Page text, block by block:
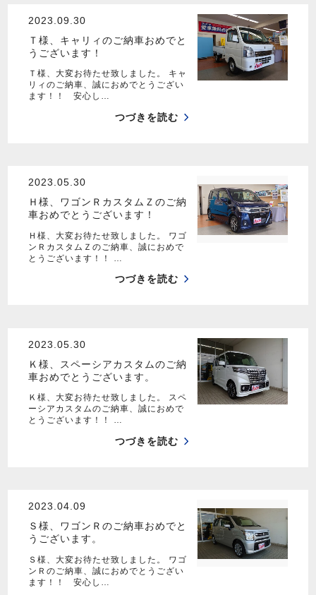
2023.09.30
Ｔ様、キャリィのご納車おめでと
うございます！
Ｔ様、大変お待たせ致しました。 キャ
リィのご納車、誠におめでとうござい
ます！！ 安心し…
つづきを読む
2023.05.30
Ｈ様、ワゴンＲカスタムＺのご納
車おめでとうございます！
Ｈ様、大変お待たせ致しました。 ワゴ
ンＲカスタムＺのご納車、誠におめで
とうございます！！ …
つづきを読む
2023.05.30
Ｋ様、スペーシアカスタムのご納
車おめでとうございます。
Ｋ様、大変お待たせ致しました。 スペ
ーシアカスタムのご納車、誠におめで
とうございます！！ …
つづきを読む
2023.04.09
Ｓ様、ワゴンＲのご納車おめでと
うございます。
Ｓ様、大変お待たせ致しました。 ワゴ
ンＲのご納車、誠におめでとうござい
ます！！ 安心し…